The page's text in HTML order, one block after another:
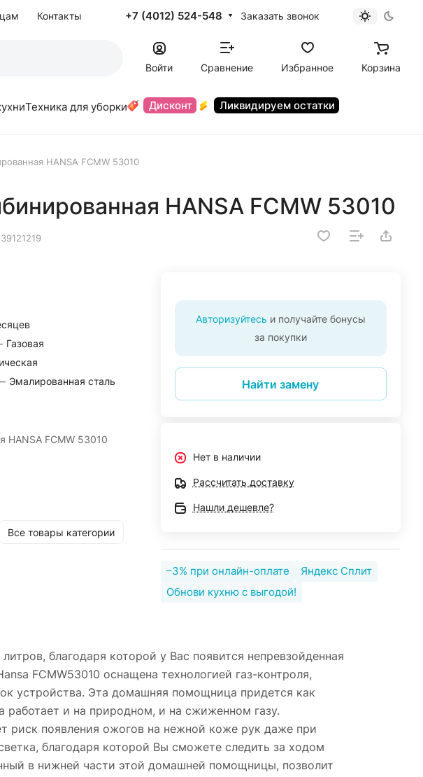
Контакты +7 (4012) 524-548 Заказать звонок
Войти Сравнение Избранное Корзина
Техника для уборки Дисконт Ликвидируем остатки
HANSA FCMW 53010
HANSA FCMW 53010
39121219
Газовая
Эмалированная сталь
HANSA FCMW 53010
Все товары категории
Авторизуйтесь и получайте бонусы
за покупки
Найти замену
Нет в наличии
Рассчитать доставку
Нашли дешевле?
–3% при онлайн-оплате
Яндекс Сплит
Обнови кухню с выгодой!
благодаря которой у Вас появится непревзойденная
FCMW53010 оснащена технологией газ-контроля,
устройства. Эта домашняя помощница придется как
работает и на природном, и на сжиженном газу.
риск появления ожогов на нежной коже рук даже при
благодаря которой Вы сможете следить за ходом
в нижней части этой домашней помощницы, позволит